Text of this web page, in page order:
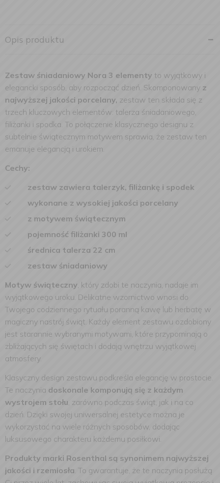
Opis produktu
Zestaw śniadaniowy Nora 3 elementy to wyjątkowy i
elegancki sposób, aby rozpocząć dzień. Skomponowany z
najwyższej jakości porcelany, zestaw ten składa się z
trzech kluczowych elementów: talerza śniadaniowego,
filiżanki i spodka. To połączenie klasycznego designu z
subtelnie świątecznym motywem sprawia, że zestaw ten
emanuje elegancją i urokiem.
Cechy:
zestaw zawiera talerzyk, filiżankę i spodek
wykonane z wysokiej jakości porcelany
z motywem świątecznym
pojemność filiżanki 300 ml
średnica talerza 22 cm
zestaw śniadaniowy
Motyw świąteczny, który zdobi te naczynia, nadaje im
wyjątkowego uroku. Delikatne wzornictwo wnosi do
Twojego codziennego rytuału poranną kawę lub herbatę w
magiczny nastrój świąt. Każdy element zestawu ozdobiony
jest starannie wybranymi motywami, które przypominają o
zbliżających się świętach i dodają wnętrzu wyjątkowej
atmosfery.
Klasyczny design zestawu podkreśla elegancję w prostocie.
Te naczynia doskonale komponują się z każdym
wystrojem stołu, zarówno podczas świąt, jak i na co
dzień. Dzięki swojej uniwersalnej estetyce można je
wykorzystać na wiele różnych sposobów, dodając
luksusowego charakteru każdemu posiłkowi.
Produkty marki Rosenthal są synonimem najwyższej
jakości i rzemiosła. To gwarantuje, że te naczynia posłużą